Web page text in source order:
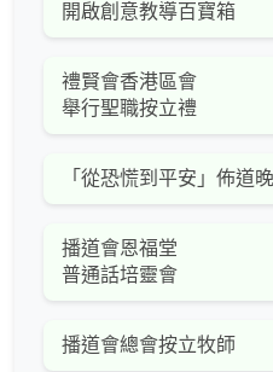
開啟創意教導百寶箱
禮賢會香港區會
舉行聖職按立禮
「從恐慌到平安」佈道
播道會恩福堂
普通話培靈會
播道會總會按立牧師